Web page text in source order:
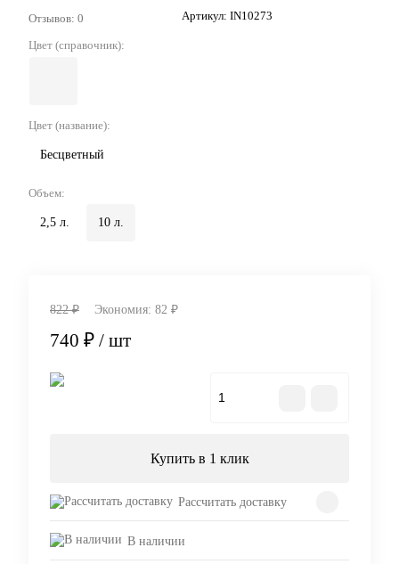
Отзывов: 0 Артикул: IN10273
Цвет (справочник):
Цвет (название):
Бесцветный
Объем:
2,5 л. 10 л.
822 ₽ Экономия: 82 ₽
740 ₽ / шт
Купить в 1 клик
Рассчитать доставку
В наличии